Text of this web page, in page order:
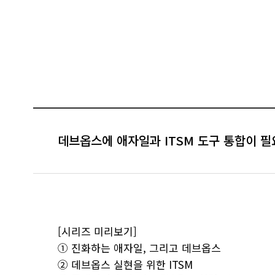
데브옵스에 애자일과 ITSM 도구 통합이
[시리즈 미리보기]
① 진화하는 애자일, 그리고 데브옵스
② 데브옵스 실현을 위한 ITSM